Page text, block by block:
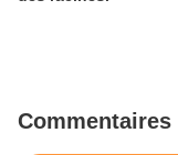
Commentaires